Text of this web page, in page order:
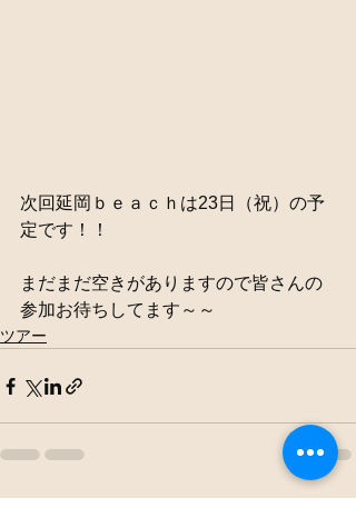
次回延岡ｂｅａｃｈは23日（祝）の予
定です！！
まだまだ空きがありますので皆さんの
参加お待ちしてます～～
ツアー